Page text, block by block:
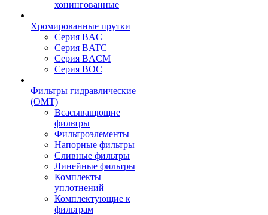
хонингованные
Хромированные прутки
Серия BAC
Серия BATC
Серия BACM
Серия BOC
Фильтры гидравлические
(OMT)
Всасыващющие
фильтры
Фильтроэлементы
Напорные фильтры
Сливные фильтры
Линейные фильтры
Комплекты
уплотнений
Комплектующие к
фильтрам